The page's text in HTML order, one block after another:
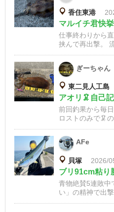
香住東港
マルイチ君快挙
仕事終わりから
挟んで再出撃。 流
ぎーちゃん
東二見人工島
アオリ🦑自己
前回釣果から毎
ロストのみで🦑の
AFe
貝塚 2026/
ブリ91cm粘り
青物絶賛5連敗中
い」の精神で出撃